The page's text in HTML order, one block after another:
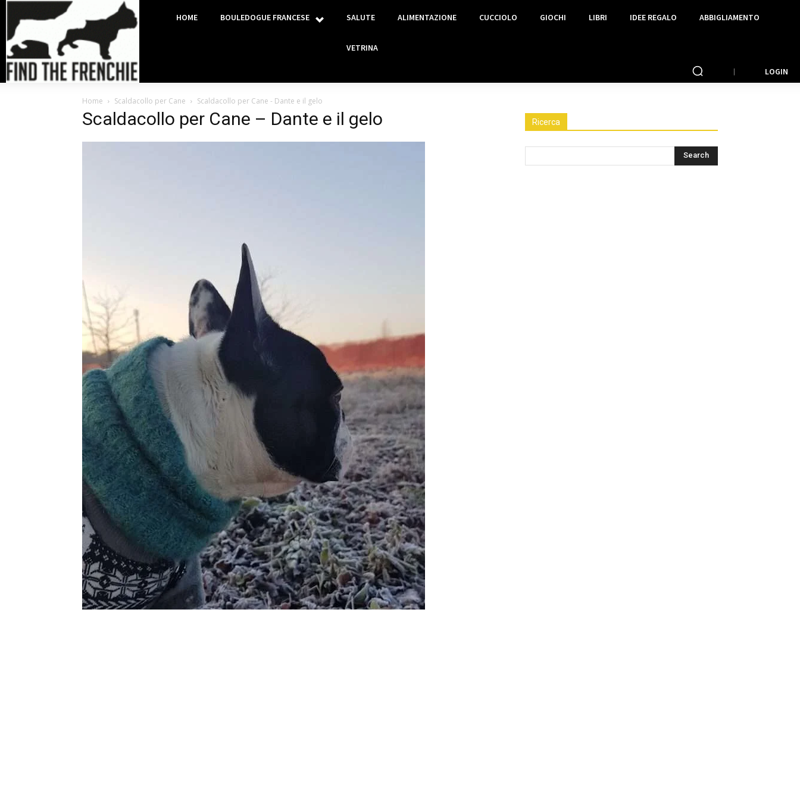
HOME BOULEDOGUE FRANCESE SALUTE ALIMENTAZIONE CUCCIOLO GIOCHI LIBRI IDEE REGALO ABBIGLIAMENTO
VETRINA
LOGIN
Home Scaldacollo per Cane Scaldacollo per Cane - Dante e il gelo
Scaldacollo per Cane – Dante e il gelo Ricerca